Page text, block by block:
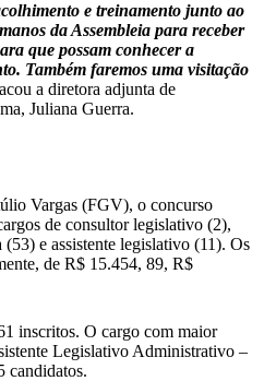
e treinamento junto ao
da Assembleia para receber
que possam conhecer a
Também faremos uma visitação
a diretora adjunta de
Juliana Guerra.
Vargas (FGV), o concurso
de consultor legislativo (2),
e assistente legislativo (11). Os
de R$ 15.454, 89, R$
inscritos. O cargo com maior
Legislativo Administrativo –
candidatos.